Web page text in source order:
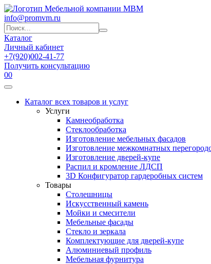
info@promvm.ru
Каталог
Личный кабинет
+7(920)002-41-77
Получить консультацию
00
Каталог всех товаров и услуг
Услуги
Камнеобработка
Стеклообработка
Изготовление мебельных фасадов
Изготовление межкомнатных
Изготовление дверей-купе
Распил и кромление ЛДСП
3D Конфигуратор гардеробных систем
Товары
Столешницы
Искусственный камень
Мойки и смесители
Мебельные фасады
Стекло и зеркала
Комплектующие для дверей-купе
Алюминиевый профиль
Мебельная фурнитура